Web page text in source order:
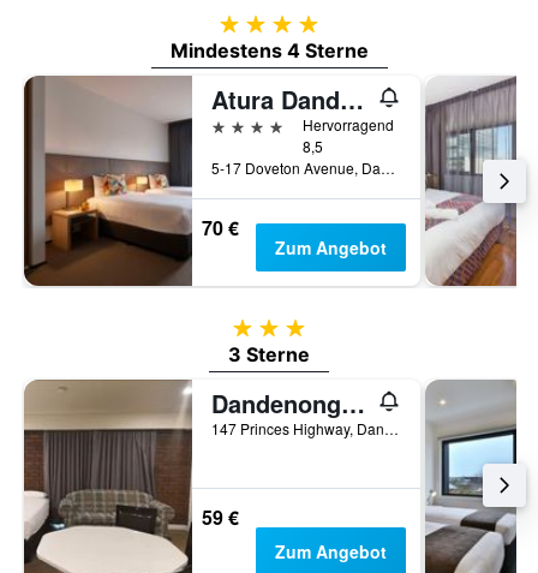
4 Sterne
Mindestens 4 Sterne
Atura Dandenong
4 Sterne
Hervorragend
8,5
5-17 Doveton Avenue, Dandenong, VIC, Australien
70 €
Zum Angebot
3 Sterne
3 Sterne
Dandenong Motel
147 Princes Highway, Dandenong, VIC, Australien
59 €
Zum Angebot